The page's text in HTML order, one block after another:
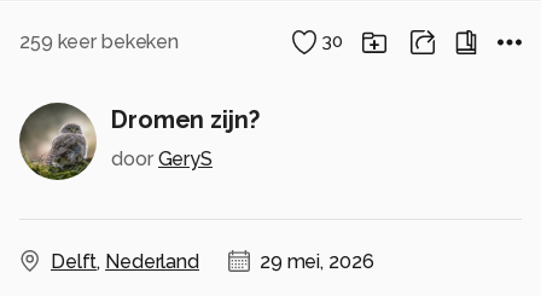
259 keer bekeken 30
Dromen zijn?
door GeryS
Delft, Nederland 29 mei, 2026